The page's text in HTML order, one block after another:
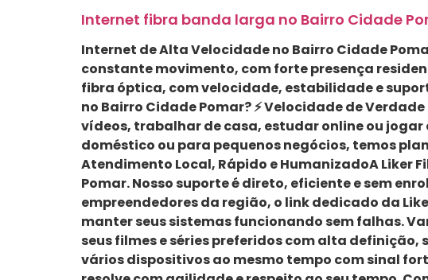
Internet fibra banda larga no Bairro Cidade
Internet de Alta Velocidade no Bairro Cidade
constante movimento, com forte presença
fibra óptica, com velocidade, estabilidade e
no Bairro Cidade Pomar? ⚡ Velocidade de
vídeos, trabalhar de casa, estudar online ou jogar
doméstico ou para pequenos negócios, temos
Atendimento Local, Rápido e HumanizadoA Liker
Pomar. Nosso suporte é direto, eficiente e sem
empreendedores da região, o link dedicado da
manter seus sistemas funcionando sem falhas.
seus filmes e séries preferidos com alta definição,
vários dispositivos ao mesmo tempo com sinal